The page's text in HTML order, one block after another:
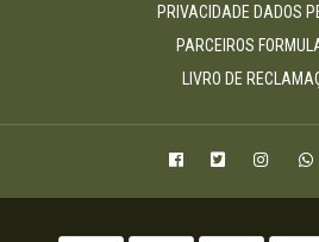
PRIVACIDADE DADOS
PARCEIROS
LIVRO DE